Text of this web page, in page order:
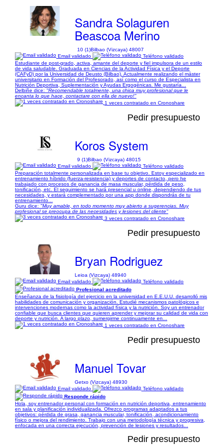
Sandra Solaguren
Beascoa Merino
10 (1)Bilbao (Vizcaya) 48007
Email validado
Teléfono validado
Estudiante de post-grado, activa, amante del deporte y fiel impulsora de un estilo
de vida saludable. Graduada en Ciencias de la Actividad Física y el Deporte
(CAFyD) por la Universidad de Deusto (Bilbao). Actualmente realizando el máster
universitario en Formación del Profesorado, así como el curso de Especialista en
Nutrición Deportiva, Suplementación y Ayudas Ergogénicas. Me gustaría...
Delbiñe dice: "Recomendable totalmente, una chica muy profesional que le
encanta lo que hace, contactare con ella de nuevo!"
1 veces contratado en Cronoshare
Pedir presupuesto
Koros System
9 (1)Bilbao (Vizcaya) 48015
Email validado
Teléfono validado
Preparación totalmente personalizada en base tu objetivo. Estoy especializado en
entrenamiento híbrido (fuerza-resistencia) y deportes de contacto, pero he
trabajado con procesos de ganancia de masa muscular, pérdida de peso,
tonificación, etc. El seguimiento se hará presencial u online, dependiendo de tus
necesidades, y estará complementado por una app donde dispondrás de tu
entrenamiento...
Guru dice: "Muy amable, en todo momento muy abierto a sugerencias. Muy
profesional se preocupa de las necesidades y lesiones del cliente"
3 veces contratado en Cronoshare
Pedir presupuesto
Bryan Rodriguez
Leioa (Vizcaya) 48940
Email validado
Teléfono validado
Profesional acreditado
Enseñanza de la fisiología del ejercicio en la universidad en E.E.U.U. desarrolló mis
habilidades de comunicación y organización. Estudié mecanismos patológicos e
intervenciones modernas como la actividad física y la nutrición. Soy un entrenador
confiable que busca clientes que quieren aprender y mejorar su calidad de vida con
deporte y nutrición. A largo plazo, sumergirme continuamente en...
1 veces contratado en Cronoshare
Pedir presupuesto
Manuel Tovar
Getxo (Vizcaya) 48930
Email validado
Teléfono validado
Responde rápido
Hola, soy entrenador personal con formación en nutrición deportiva, entrenamiento
en sala y planificación individualizada. Ofrezco programas adaptados a tus
objetivos: pérdida de grasa, ganancia muscular, tonificación, acondicionamiento
físico o mejora del rendimiento. Trabajo con una metodología técnica y progresiva,
enfocada en una correcta ejecución, prevención de lesiones y resultados...
Pedir presupuesto